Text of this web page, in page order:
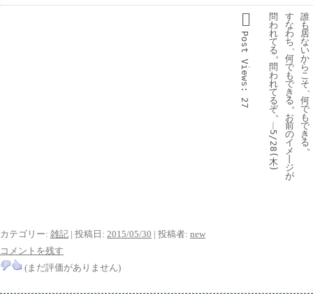
誰
も
居
な
い
か
ら
こ
そ
何
で
も
で
き
る
す
な
わ
ち、
何
で
も
で
き
る。
お
前
の
イ
メ
ジ
が
問
わ
れ
て
る。
問
わ
れ
て
る
ぞ。
︱
5/28(
木
)
Post
Views:
27
カテゴリー: 雑記 | 投稿日: 2015/05/30 | 投稿者: new
コメントを残す
(まだ評価がありません)